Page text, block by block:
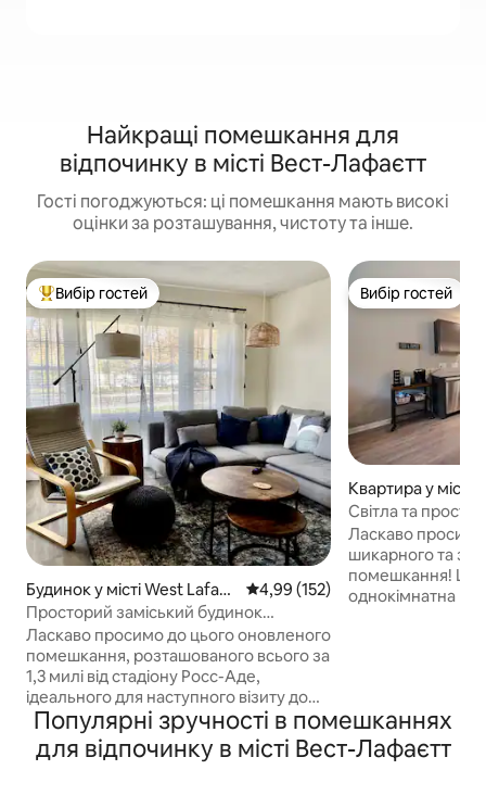
Найкращі помешкання для
відпочинку в місті Вест-Лафаєтт
Гості погоджуються: ці помешкання мають високі
оцінки за розташування, чистоту та інше.
Топ вибір гостей
Вибір гостей
Будинок у місті West Lafaye
tte
Середня оцінка: 4,99 з 5,
4,99 (152)
Просторий заміський будинок
поблизу Пердью
Ласкаво просимо до цього оновленого
помешкання, розташованого всього за
1,3 милі від стадіону Росс-Аде,
ідеального для наступного візиту до
Вест-Лафайєта. На першому поверсі є
простора вітальня з 55-дюймовим
телевізором Roku, їдальня з місцями
Вибір гостей
Вибір гостей
Квартира у місті
Світла та
Ласкаво
шикарного та
помешкання! Ця
однокімнатна
освітленням та
суміжною
Пральна
Популярні зручності в помешканнях
для відпочинку в місті Вест-Лафаєтт